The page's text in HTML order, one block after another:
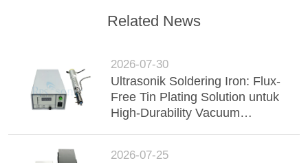
Related News
2026-07-30
Ultrasonik Soldering Iron: Flux-
Free Tin Plating Solution untuk
High-Durability Vacuum
2026-07-25